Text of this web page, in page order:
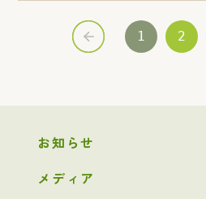
お知らせ
メディア
1 2